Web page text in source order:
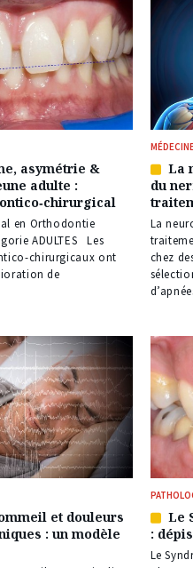
asymétrie &
adulte :
en Orthodontie
ADULTES Les
chirurgicaux ont
de
Article
à
nos
La
du
La
chez
et douleurs
: un modèle
Article
à
Le
:
Le